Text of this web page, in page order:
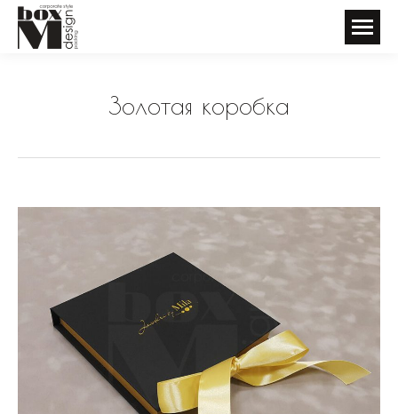
Золотая коробка